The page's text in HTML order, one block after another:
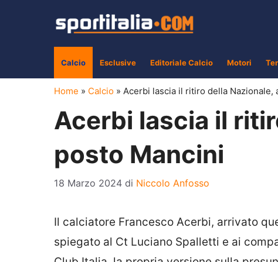
Calcio Esclusive Editoriale Calcio Motori
Home » Calcio » Acerbi lascia il ritiro della Nazionale,
Acerbi lascia il
posto Mancini
18 Marzo 2024 di Niccolo Anfosso
Il calciatore Francesco Acerbi, arrivato
spiegato al Ct Luciano Spalletti e ai